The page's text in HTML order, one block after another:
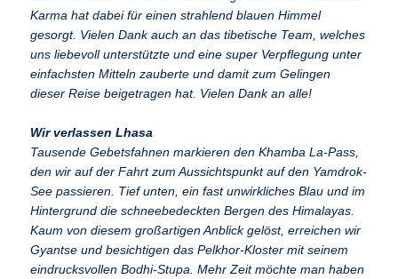
Karma hat dabei für einen strahlend blauen Himmel
gesorgt. Vielen Dank auch an das tibetische Team, welches
uns liebevoll unterstützte und eine super Verpflegung unter
einfachsten Mitteln zauberte und damit zum Gelingen
dieser Reise beigetragen hat. Vielen Dank an alle!
Wir verlassen Lhasa
Tausende Gebetsfahnen markieren den Khamba La-Pass,
den wir auf der Fahrt zum Aussichtspunkt auf den Yamdrok-
See passieren. Tief unten, ein fast unwirkliches Blau und im
Hintergrund die schneebedeckten Bergen des Himalayas.
Kaum von diesem großartigen Anblick gelöst, erreichen wir
Gyantse und besichtigen das Pelkhor-Kloster mit seinem
eindrucksvollen Bodhi-Stupa. Mehr Zeit möchte man haben